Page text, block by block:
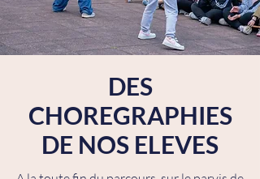
DES
CHOREGRAPHIES
DE NOS ELEVES